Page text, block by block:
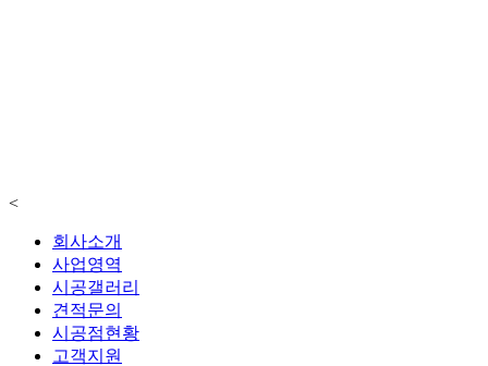
<
회사소개
사업영역
시공갤러리
견적문의
시공점현황
고객지원